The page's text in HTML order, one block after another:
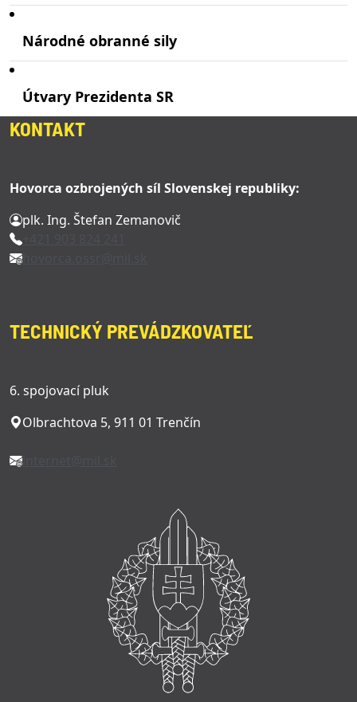
Národné obranné sily
Útvary Prezidenta SR
KONTAKT
Hovorca ozbrojených síl Slovenskej republiky:
plk. Ing. Štefan Zemanovič
TECHNICKÝ PREVÁDZKOVATEĽ
6. spojovací pluk
Olbrachtova 5, 911 01 Trenčín